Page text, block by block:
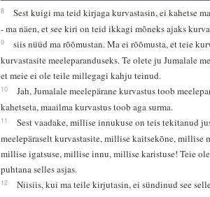
8
Sest kuigi ma teid kirjaga kurvastasin, ei kahetse
- ma näen, et see kiri on teid ikkagi mõneks ajaks
9
siis nüüd ma rõõmustan. Ma ei rõõmusta, et teie
kurvastasite meeleparanduseks. Te olete ju Jumalale
et meie ei ole teile millegagi kahju teinud.
10
Jah, Jumalale meelepärane kurvastus toob
kahetseta, maailma kurvastus toob aga surma.
11
Sest vaadake, millise innukuse on teis tekitanud
meelepäraselt kurvastasite, millise kaitsekõne, millise
millise igatsuse, millise innu, millise karistuse! Teie
puhtana selles asjas.
12
Niisiis, kui ma teile kirjutasin, ei sündinud see